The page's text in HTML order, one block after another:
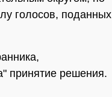
голосов, поданных
принятие решения.